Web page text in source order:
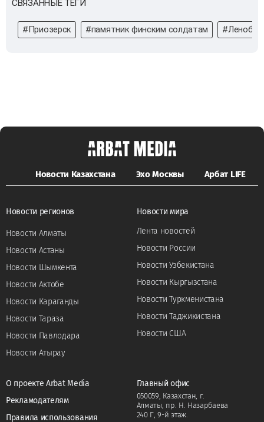
СВЯЗАННЫЕ ТЕГИ
#Приозерск #памятник финским солдатам
Новости Казахстана Эхо Москвы Арбат LIFE
Новости регионов
Новости Алматы
Новости Астаны
Новости Шымкента
Новости Актобе
Новости Караганды
Новости Тараза
Новости Павлодара
Новости Атырау
Новости мира
Лента новостей
Новости России
Новости Узбекистана
Новости Кыргызстана
Новости Туркменистана
Новости Таджикистана
Новости США
О проекте Arbat Media
Рекламодателям
Правила использования
Главный офис
050059, Казахстан, г.
Алматы, пр. Н. Назарбаева
240 Г, 9-й этаж.